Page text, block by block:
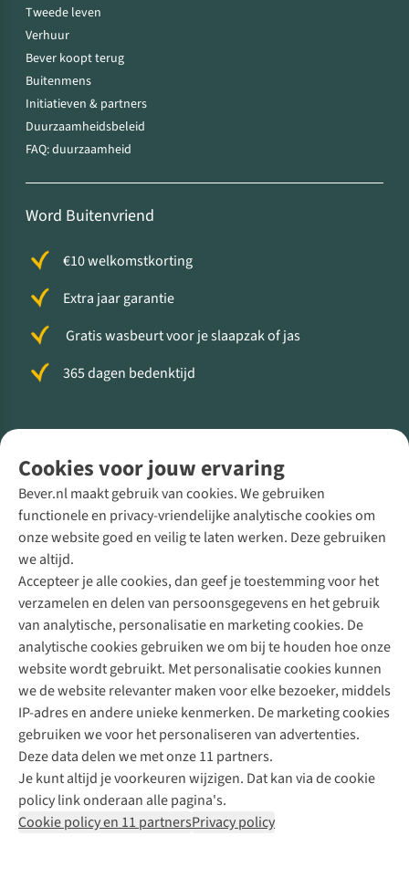
Cookies voor jouw ervaring
Bever.nl maakt gebruik van cookies. We gebruiken
functionele en privacy-vriendelijke analytische cookies om
onze website goed en veilig te laten werken. Deze gebruiken
we altijd.
Accepteer je alle cookies, dan geef je toestemming voor het
verzamelen en delen van persoonsgegevens en het gebruik
van analytische, personalisatie en marketing cookies. De
analytische cookies gebruiken we om bij te houden hoe onze
website wordt gebruikt. Met personalisatie cookies kunnen
we de website relevanter maken voor elke bezoeker, middels
IP-adres en andere unieke kenmerken. De marketing cookies
gebruiken we voor het personaliseren van advertenties.
Deze data delen we met onze 11 partners.
Je kunt altijd je voorkeuren wijzigen. Dat kan via de cookie
policy link onderaan alle pagina's.
Cookie policy en 11 partnersPrivacy policy
Tweede leven
Verhuur
Bever koopt terug
Buitenmens
Initiatieven & partners
Duurzaamheidsbeleid
FAQ: duurzaamheid
Word Buitenvriend
€10 welkomstkorting
Extra jaar garantie
Gratis wasbeurt voor je slaapzak of jas
365 dagen bedenktijd
Direct advies van een Buitenexpert
+31 (0)85 888 50 88
+31 6 12 28 49 80
Contactformulier